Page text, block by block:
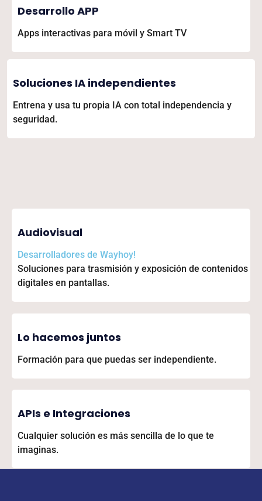
Desarrollo APP
Apps interactivas para móvil y Smart TV
Soluciones IA independientes
Entrena y usa tu propia IA con total independencia y
seguridad.
Audiovisual
Desarrolladores de Wayhoy!
Soluciones para trasmisión y exposición de contenidos
digitales en pantallas.
Lo hacemos juntos
Formación para que puedas ser independiente.
APIs e Integraciones
Cualquier solución es más sencilla de lo que te
imaginas.